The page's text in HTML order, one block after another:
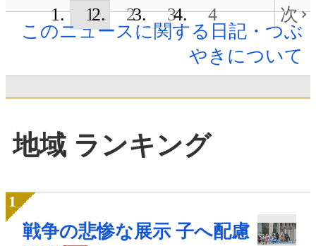
1 2 3 4
次
このニュースに関する日記・つぶ
やきについて
地域 ランキング
戦争の悲惨な展示 子へ配慮